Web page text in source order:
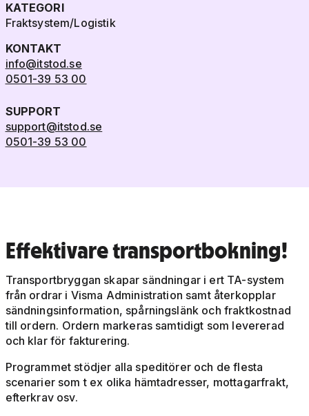
KATEGORI
Fraktsystem/Logistik
KONTAKT
info@itstod.se
0501-39 53 00
SUPPORT
support@itstod.se
0501-39 53 00
Effektivare transportbokning!
Transportbryggan skapar sändningar i ert TA-system
från ordrar i Visma Administration samt återkopplar
sändningsinformation, spårningslänk och fraktkostnad
till ordern. Ordern markeras samtidigt som levererad
och klar för fakturering.
Programmet stödjer alla speditörer och de flesta
scenarier som t ex olika hämtadresser, mottagarfrakt,
efterkrav osv.